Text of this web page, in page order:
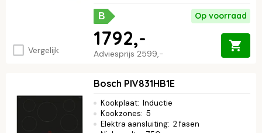
Vergelijk
B Op voorraad
Adviesprijs 2599,-
1792,-
Bosch PIV831HB1E
Kookplaat: Inductie
Kookzones: 5
Elektra aansluiting: 2 fasen